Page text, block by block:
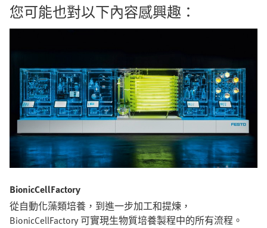
您可能也對以下內容感興趣：
BionicCellFactory
從自動化藻類培養，到進一步加工和提煉，
BionicCellFactory 可實現生物質培養製程中的所有流程。